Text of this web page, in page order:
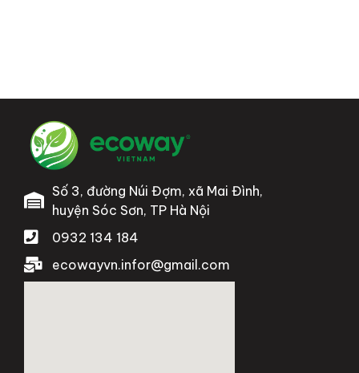
Số 3, đường Núi Đợm, xã Mai Đình,
huyện Sóc Sơn, TP Hà Nội
0932 134 184
ecowayvn.infor@gmail.com